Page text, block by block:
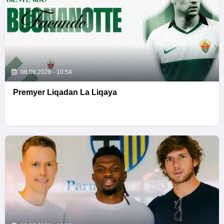
08.08.2026 - 10:54
Premyer Liqadan La Liqaya